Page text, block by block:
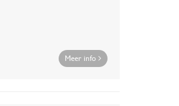
Meer info